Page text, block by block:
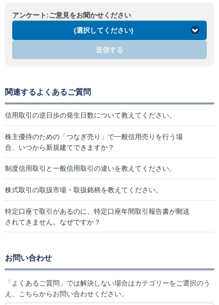
アンケート:ご意見をお聞かせください
(選択してください)
送信する
関連するよくあるご質問
信用取引の逆日歩の発生日数について教えてください。
株主優待のための「つなぎ売り」で一般信用売りを行う場
合、いつから新規建てできますか？
制度信用取引と一般信用取引の違いを教えてください。
株式取引の取扱市場・取扱銘柄を教えてください。
特定口座で取引があるのに、特定口座年間取引報告書が郵送
されてきません。なぜですか？
お問い合わせ
「よくあるご質問」では解決しない場合はカテゴリーをご選択のう
え、こちらからお問い合わせください。